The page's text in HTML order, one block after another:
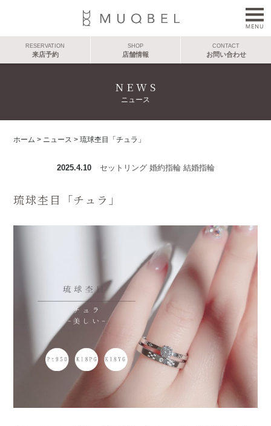
RESERVATION
来店予約
SHOP
店舗情報
CONTACT
お問い合わせ
NEWS
ニュース
ホーム > ニュース >琉球杢目「チュラ」
2025.4.10 セットリング 婚約指輪 結婚指輪
琉球杢目「チュラ」